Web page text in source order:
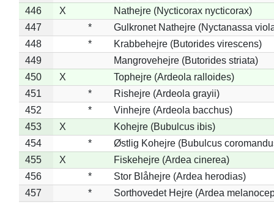
446
X
Nathejre (Nycticorax nycticorax)
447
*
Gulkronet Nathejre (Nyctanassa
448
*
Krabbehejre (Butorides virescens)
449
Mangrovehejre (Butorides striata)
450
X
Tophejre (Ardeola ralloides)
451
*
Rishejre (Ardeola grayii)
452
*
Vinhejre (Ardeola bacchus)
453
X
Kohejre (Bubulcus ibis)
454
*
Østlig Kohejre (Bubulcus
455
X
Fiskehejre (Ardea cinerea)
456
*
Stor Blåhejre (Ardea herodias)
457
*
Sorthovedet Hejre (Ardea